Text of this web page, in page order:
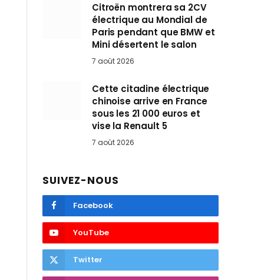
Citroën montrera sa 2CV
électrique au Mondial de
Paris pendant que BMW et
Mini désertent le salon
7 août 2026
Cette citadine électrique
chinoise arrive en France
sous les 21 000 euros et
vise la Renault 5
7 août 2026
SUIVEZ-NOUS
Facebook
YouTube
Twitter